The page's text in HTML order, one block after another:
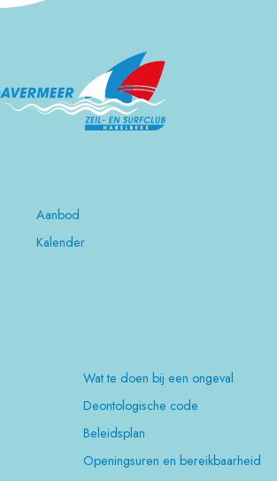
Aanbod
Kalender
Wat te doen bij een ongeval
Deontologische code
Beleidsplan
Openingsuren en bereikbaarheid